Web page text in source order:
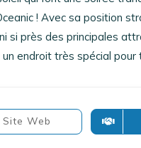
! Avec sa position
si près des principales
endroit très spécial pour
Site Web